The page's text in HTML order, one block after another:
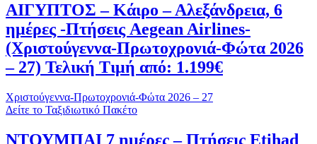
ΑΙΓΥΠΤΟΣ – Κάιρο – Αλεξάνδρεια, 6
ημέρες -Πτήσεις Aegean Airlines-
(Χριστούγεννα-Πρωτοχρονιά-Φώτα 2026
– 27) Τελική Τιμή από: 1.199€
Χριστούγεννα-Πρωτοχρονιά-Φώτα 2026 – 27
Δείτε το Ταξιδιωτικό Πακέτο
ΝΤΟΥΜΠΑΙ 7 ημέρες – Πτήσεις Etihad